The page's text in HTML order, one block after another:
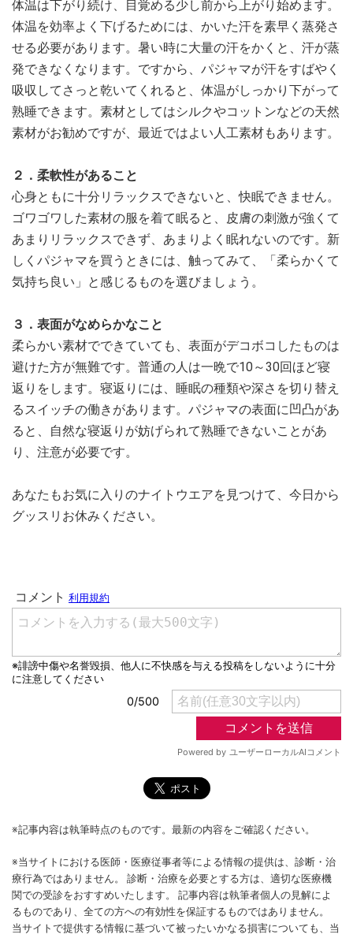
体温は下がり続け、目覚める少し前から上がり始めます。
体温を効率よく下げるためには、かいた汗を素早く蒸発さ
せる必要があります。暑い時に大量の汗をかくと、汗が蒸
発できなくなります。ですから、パジャマが汗をすばやく
吸収してさっと乾いてくれると、体温がしっかり下がって
熟睡できます。素材としてはシルクやコットンなどの天然
素材がお勧めですが、最近ではよい人工素材もあります。
２．柔軟性があること
心身ともに十分リラックスできないと、快眠できません。
ゴワゴワした素材の服を着て眠ると、皮膚の刺激が強くて
あまりリラックスできず、あまりよく眠れないのです。新
しくパジャマを買うときには、触ってみて、「柔らかくて
気持ち良い」と感じるものを選びましょう。
３．表面がなめらかなこと
柔らかい素材でできていても、表面がデコボコしたものは
避けた方が無難です。普通の人は一晩で10～30回ほど寝
返りをします。寝返りには、睡眠の種類や深さを切り替え
るスイッチの働きがあります。パジャマの表面に凹凸があ
ると、自然な寝返りが妨げられて熟睡できないことがあ
り、注意が必要です。
あなたもお気に入りのナイトウエアを見つけて、今日から
グッスリお休みください。
※記事内容は執筆時点のものです。最新の内容をご確認ください。
※当サイトにおける医師・医療従事者等による情報の提供は、診断・治
療行為ではありません。 診断・治療を必要とする方は、適切な医療機
関での受診をおすすめいたします。 記事内容は執筆者個人の見解によ
るものであり、全ての方への有効性を保証するものではありません。
当サイトで提供する情報に基づいて被ったいかなる損害についても、当